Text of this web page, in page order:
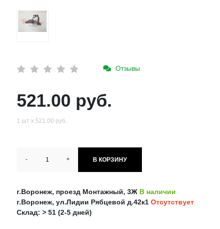
Отзывы
521.00 руб.
1 шт х 521.00 руб.
- + В КОРЗИНУ
г.Воронеж, проезд Монтажный, 3Ж В наличии
г.Воронеж, ул.Лидии Рябцевой д.42к1 Отсутствует
Склад: > 51 (2-5 дней)